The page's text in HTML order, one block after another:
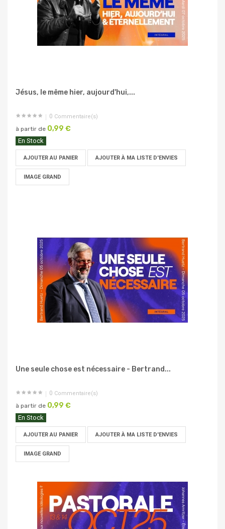
Jésus, le même hier, aujourd'hui,...
0 Commentaire(s)
à partir de 0,99 €
En Stock
AJOUTER AU PANIER AJOUTER À MA LISTE D'ENVIES
IMAGE GRAND
Une seule chose est nécessaire - Bertrand...
0 Commentaire(s)
à partir de 0,99 €
En Stock
AJOUTER AU PANIER AJOUTER À MA LISTE D'ENVIES
IMAGE GRAND